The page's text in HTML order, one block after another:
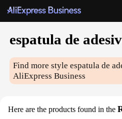
espatula de
Find more styleespatula de
AliExpress Business
Here are the products found in the